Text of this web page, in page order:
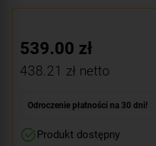
539.00 zł
438.21 zł netto
Odroczenie płatności na 30 dni!
Produkt dostępny